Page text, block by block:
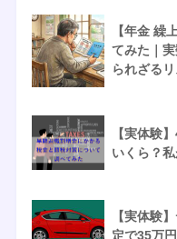
【年金 繰
てみた｜
られざる
【実体験
いくら？
【実体験
定で35万